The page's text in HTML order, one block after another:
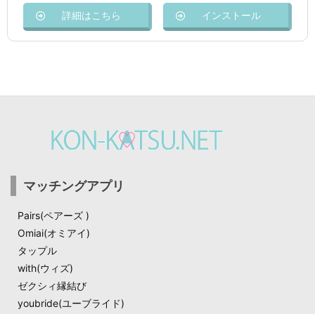
詳細はこちら インストール
マッチングアプリ
Pairs(ペアーズ )
Omiai(オミアイ)
タップル
with(ウィズ)
ゼクシィ縁結び
youbride(ユーブライド)